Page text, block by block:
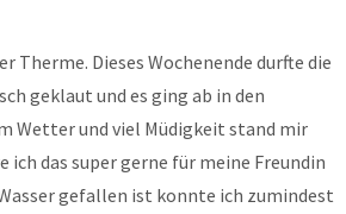
Therme. Dieses Wochenende durfte die
geklaut und es ging ab in den
Wetter und viel Müdigkeit stand mir
das super gerne für meine Freundin
gefallen ist konnte ich zumindest